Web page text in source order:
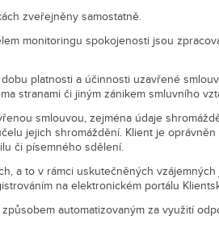
zveřejněny samostatně.
monitoringu spokojenosti jsou
platnosti a účinnosti uzavřené
stranami či jiným zánikem smluvního
smlouvou, zejména údaje
jejich shromáždění. Klient je
či písemného sdělení.
a to v rámci uskutečněných
na elektronickém portálu
automatizovaným za využití